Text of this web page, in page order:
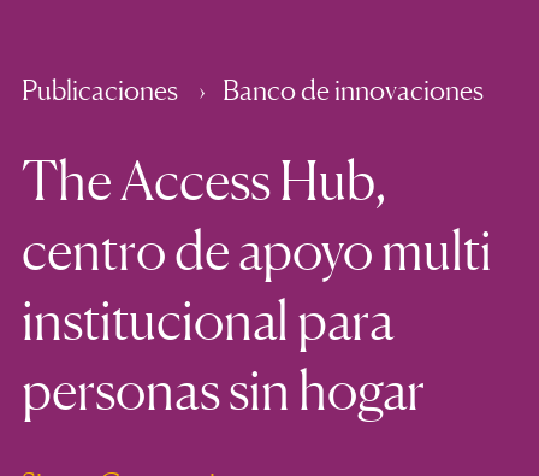
Publicaciones Banco de innovaciones
The Access Hub,
centro de apoyo multi
institucional para
personas sin hogar